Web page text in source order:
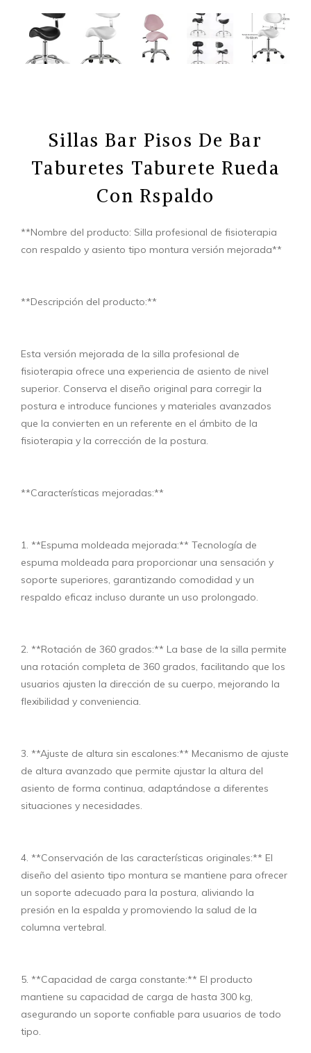
Sillas Bar Pisos De Bar
Taburetes Taburete Rueda
Con Rspaldo
**Nombre del producto: Silla profesional de fisioterapia
con respaldo y asiento tipo montura versión mejorada**
**Descripción del producto:**
Esta versión mejorada de la silla profesional de
fisioterapia ofrece una experiencia de asiento de nivel
superior. Conserva el diseño original para corregir la
postura e introduce funciones y materiales avanzados
que la convierten en un referente en el ámbito de la
fisioterapia y la corrección de la postura.
**Características mejoradas:**
1. **Espuma moldeada mejorada:** Tecnología de
espuma moldeada para proporcionar una sensación y
soporte superiores, garantizando comodidad y un
respaldo eficaz incluso durante un uso prolongado.
2. **Rotación de 360 grados:** La base de la silla permite
una rotación completa de 360 grados, facilitando que los
usuarios ajusten la dirección de su cuerpo, mejorando la
flexibilidad y conveniencia.
3. **Ajuste de altura sin escalones:** Mecanismo de ajuste
de altura avanzado que permite ajustar la altura del
asiento de forma continua, adaptándose a diferentes
situaciones y necesidades.
4. **Conservación de las características originales:** El
diseño del asiento tipo montura se mantiene para ofrecer
un soporte adecuado para la postura, aliviando la
presión en la espalda y promoviendo la salud de la
columna vertebral.
5. **Capacidad de carga constante:** El producto
mantiene su capacidad de carga de hasta 300 kg,
asegurando un soporte confiable para usuarios de todo
tipo.